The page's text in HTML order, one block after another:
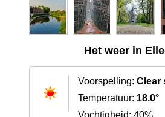
Het weer in
Voorspelling: Clear
Temperatuur: 18.0°